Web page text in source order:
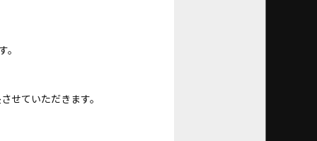
せていただきます。